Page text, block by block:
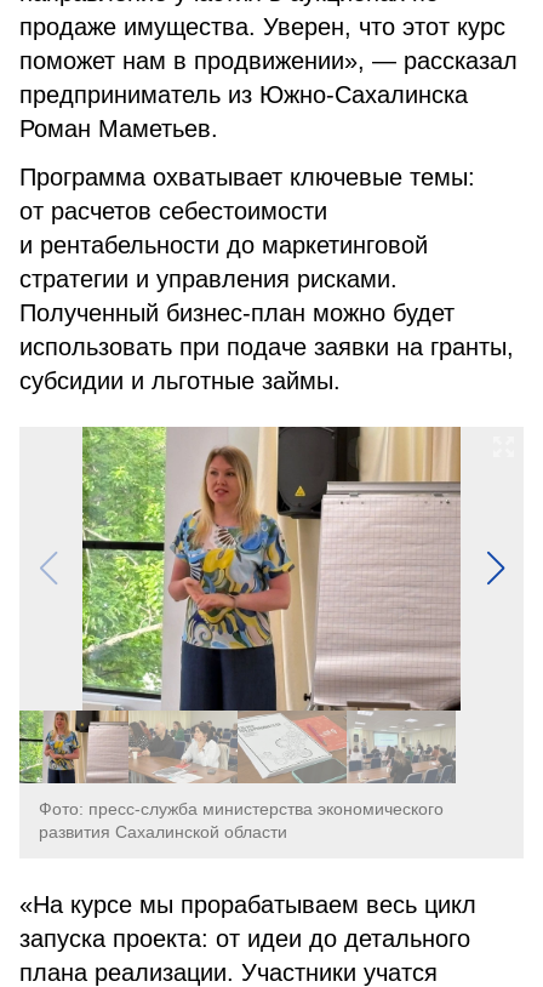
продаже имущества. Уверен, что этот курс
поможет нам в продвижении», — рассказал
предприниматель из Южно-Сахалинска
Роман Маметьев.
Программа охватывает ключевые темы:
от расчетов себестоимости
и рентабельности до маркетинговой
стратегии и управления рисками.
Полученный бизнес-план можно будет
использовать при подаче заявки на гранты,
субсидии и льготные займы.
Фото: пресс-служба министерства экономического
развития Сахалинской области
«На курсе мы прорабатываем весь цикл
запуска проекта: от идеи до детального
плана реализации. Участники учатся